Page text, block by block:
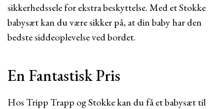
sikkerhedssele for ekstra beskyttelse. Med et Stokke
babysæt kan du være sikker på, at din baby har den
bedste siddeoplevelse ved bordet.
En Fantastisk Pris
Hos Tripp Trapp og Stokke kan du få et babysæt til